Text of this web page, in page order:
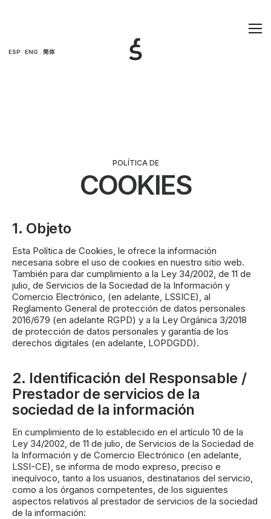
ESP ENG 简体
POLÍTICA DE
COOKIES
1. Objeto
Esta Política de Cookies, le ofrece la información
necesaria sobre el uso de cookies en nuestro sitio web.
También para dar cumplimiento a la Ley 34/2002, de 11 de
julio, de Servicios de la Sociedad de la Información y
Comercio Electrónico, (en adelante, LSSICE), al
Reglamento General de protección de datos personales
2016/679 (en adelante RGPD) y a la Ley Orgánica 3/2018
de protección de datos personales y garantía de los
derechos digitales (en adelante, LOPDGDD).
2. Identificación del Responsable /
Prestador de servicios de la
sociedad de la información
En cumplimiento de lo establecido en el artículo 10 de la
Ley 34/2002, de 11 de julio, de Servicios de la Sociedad de
la Información y de Comercio Electrónico (en adelante,
LSSI-CE), se informa de modo expreso, preciso e
inequívoco, tanto a los usuarios, destinatarios del servicio,
como a los órganos competentes, de los siguientes
aspectos relativos al prestador de servicios de la sociedad
de la información: